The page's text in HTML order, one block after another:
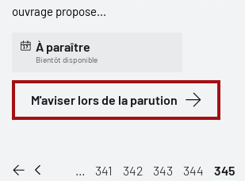
ouvrage propose...
À paraître
Bientôt disponible
M'aviser lors de la parution
... 341 342 343 344 345